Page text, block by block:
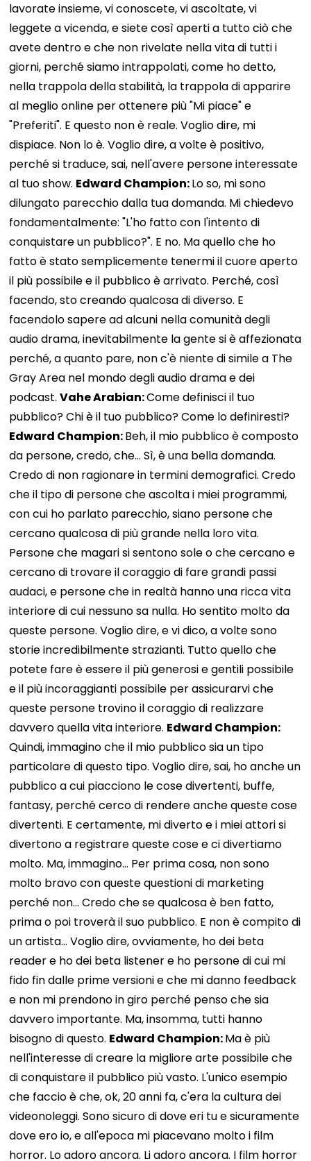
lavorate insieme, vi conoscete, vi ascoltate, vi
leggete a vicenda, e siete così aperti a tutto ciò che
avete dentro e che non rivelate nella vita di tutti i
giorni, perché siamo intrappolati, come ho detto,
nella trappola della stabilità, la trappola di apparire
al meglio online per ottenere più "Mi piace" e
"Preferiti". E questo non è reale. Voglio dire, mi
dispiace. Non lo è. Voglio dire, a volte è positivo,
perché si traduce, sai, nell'avere persone interessate
al tuo show. Edward Champion:Lo so, mi sono
dilungato parecchio dalla tua domanda. Mi chiedevo
fondamentalmente: "L'ho fatto con l'intento di
conquistare un pubblico?". E no. Ma quello che ho
fatto è stato semplicemente tenermi il cuore aperto
il più possibile e il pubblico è arrivato. Perché, così
facendo, sto creando qualcosa di diverso. E
facendolo sapere ad alcuni nella comunità degli
audio drama, inevitabilmente la gente si è affezionata
perché, a quanto pare, non c'è niente di simile a The
Gray Area nel mondo degli audio drama e dei
podcast.Vahe Arabian:Come definisci il tuo
pubblico? Chi è il tuo pubblico? Come lo definiresti?
Edward Champion:Beh, il mio pubblico è composto
da persone, credo, che... Sì, è una bella domanda.
Credo di non ragionare in termini demografici. Credo
che il tipo di persone che ascolta i miei programmi,
con cui ho parlato parecchio, siano persone che
cercano qualcosa di più grande nella loro vita.
Persone che magari si sentono sole o che cercano e
cercano di trovare il coraggio di fare grandi passi
audaci, e persone che in realtà hanno una ricca vita
interiore di cui nessuno sa nulla. Ho sentito molto da
queste persone. Voglio dire, e vi dico, a volte sono
storie incredibilmente strazianti. Tutto quello che
potete fare è essere il più generosi e gentili possibile
e il più incoraggianti possibile per assicurarvi che
queste persone trovino il coraggio di realizzare
davvero quella vita interiore. Edward Champion:
Quindi, immagino che il mio pubblico sia un tipo
particolare di questo tipo. Voglio dire, sai, ho anche un
pubblico a cui piacciono le cose divertenti, buffe,
fantasy, perché cerco di rendere anche queste cose
divertenti. E certamente, mi diverto e i miei attori si
divertono a registrare queste cose e ci divertiamo
molto. Ma, immagino... Per prima cosa, non sono
molto bravo con queste questioni di marketing
perché non... Credo che se qualcosa è ben fatto,
prima o poi troverà il suo pubblico. E non è compito di
un artista... Voglio dire, ovviamente, ho dei beta
reader e ho dei beta listener e ho persone di cui mi
fido fin dalle prime versioni e che mi danno feedback
e non mi prendono in giro perché penso che sia
davvero importante. Ma, insomma, tutti hanno
bisogno di questo. Edward Champion:Ma è più
nell'interesse di creare la migliore arte possibile che
di conquistare il pubblico più vasto. L'unico esempio
che faccio è che, ok, 20 anni fa, c'era la cultura dei
videonoleggi. Sono sicuro di dove eri tu e sicuramente
dove ero io, e all'epoca mi piacevano molto i film
horror. Lo adoro ancora. Li adoro ancora. I film horror